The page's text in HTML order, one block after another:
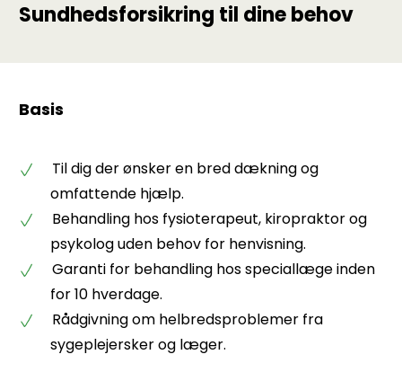
Sundhedsforsikring til dine behov
Basis
Til dig der ønsker en bred dækning og
omfattende hjælp.
Behandling hos fysioterapeut, kiropraktor og
psykolog uden behov for henvisning.
Garanti for behandling hos speciallæge inden
for 10 hverdage.
Rådgivning om helbredsproblemer fra
sygeplejersker og læger.